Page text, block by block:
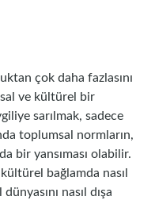
çok daha fazlasını
ve kültürel bir
sarılmak, sadece
toplumsal normların,
bir yansıması olabilir.
bağlamda nasıl
nasıl dışa